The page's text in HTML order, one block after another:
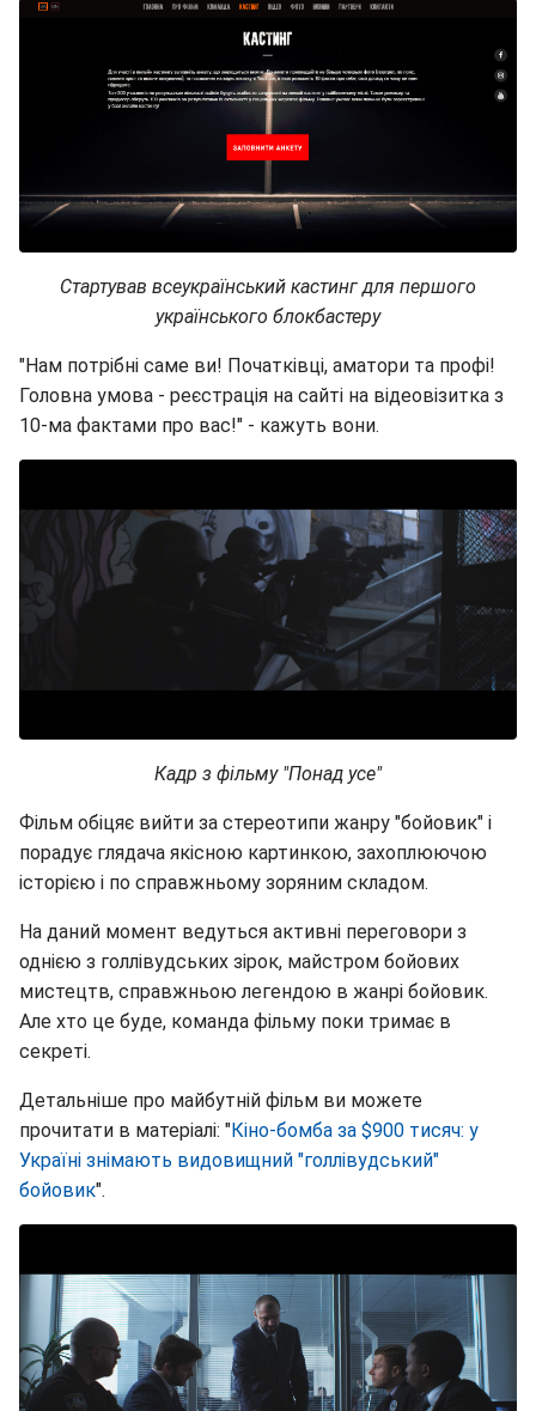
Стартував всеукраїнський кастинг для першого
українського блокбастеру
"Нам потрібні саме ви! Початківці, аматори та профі!
Головна умова - реєстрація на сайті на відеовізитка з
10-ма фактами про вас!" - кажуть вони.
Кадр з фільму "Понад усе"
Фільм обіцяє вийти за стереотипи жанру "бойовик" і
порадує глядача якісною картинкою, захоплюючою
історією і по справжньому зоряним складом.
На даний момент ведуться активні переговори з
однією з голлівудських зірок, майстром бойових
мистецтв, справжньою легендою в жанрі бойовик.
Але хто це буде, команда фільму поки тримає в
секреті.
Детальніше про майбутній фільм ви можете
прочитати в матеріалі: "Кіно-бомба за $900 тисяч: у
Україні знімають видовищний "голлівудський"
бойовик".